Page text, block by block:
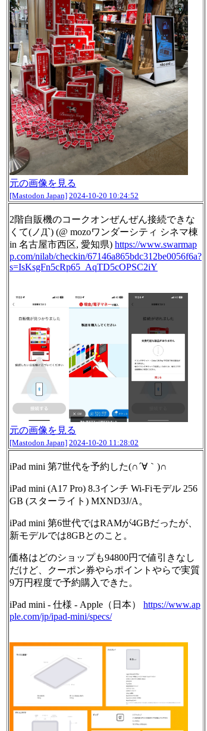
元の画像を見る
[Mastodon Japan] 2024-10-20 10:24:52
2階自販機のコークオンぜんぜん接続できな
くて(ノД`) (@ mozoワンダーシティ シネマ棟
in 名古屋市西区, 愛知県) https://www.swarmap
p.com/nilab/checkin/67146a865bdc312be0056f6a?
s=IsKsgFn5cRp65_AqTD5cOPSC2iY
元の画像を見る
[Mastodon Japan] 2024-10-20 11:28:02
iPad mini 第7世代を予約した(∩´∀｀)∩
iPad mini (A17 Pro) 8.3インチ Wi-Fiモデル 256
GB (スターライト) MXND3J/A。
iPad mini 第6世代ではRAMが4GBだったが、
新モデルでは8GBとのこと。
価格はどのショップも94800円で値引きなし
だけど、クーポン券やらポイントやらで実質
9万円程度で予約購入できた。
iPad mini - 仕様 - Apple（日本） https://www.ap
ple.com/jp/ipad-mini/specs/